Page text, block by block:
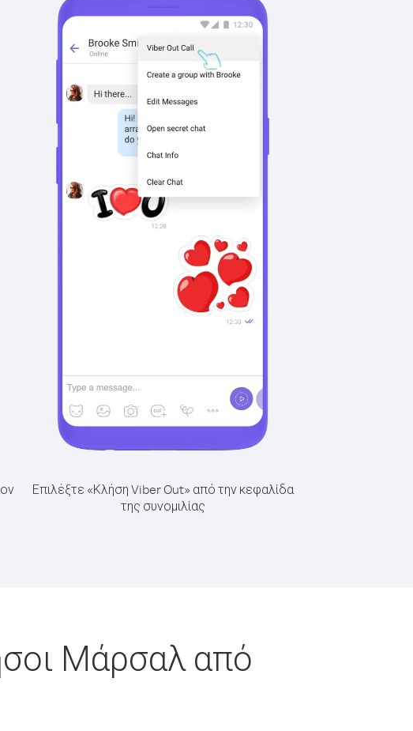
Επιλέξτε «Κλήση Viber Out» από την κεφαλίδα
της συνομιλίας
Μάρσαλ από